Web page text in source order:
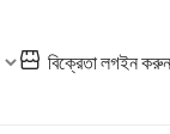
বিক্রেতা লগইন করুন